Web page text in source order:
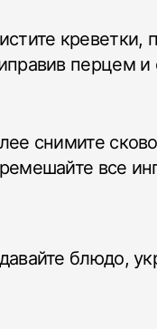
креветки,
перцем и
снимите
все
блюдо,